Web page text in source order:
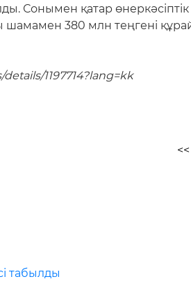
Сонымен қатар
380 млн теңгені
1197714?lang=kk
табылды